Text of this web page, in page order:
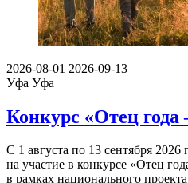
2026-08-01 2026-09-13
Уфа Уфа
Конкурс «Отец года
С 1 августа по 13 сентября 2026
на участие в конкурсе «Отец
в рамках национального